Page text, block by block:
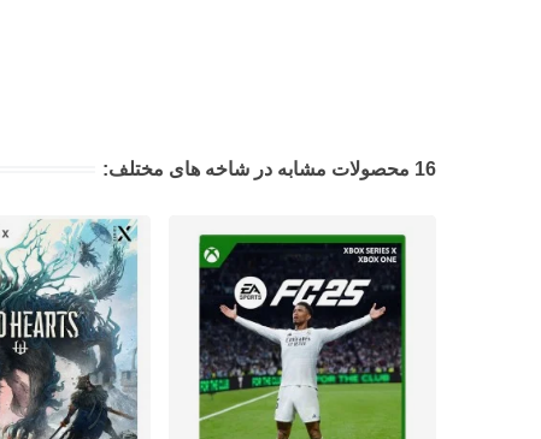
16 محصولات مشابه در شاخه های مختلف: